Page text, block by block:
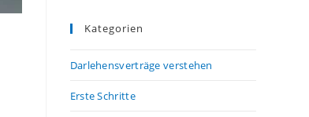
Kategorien
Darlehensverträge verstehen
Erste Schritte